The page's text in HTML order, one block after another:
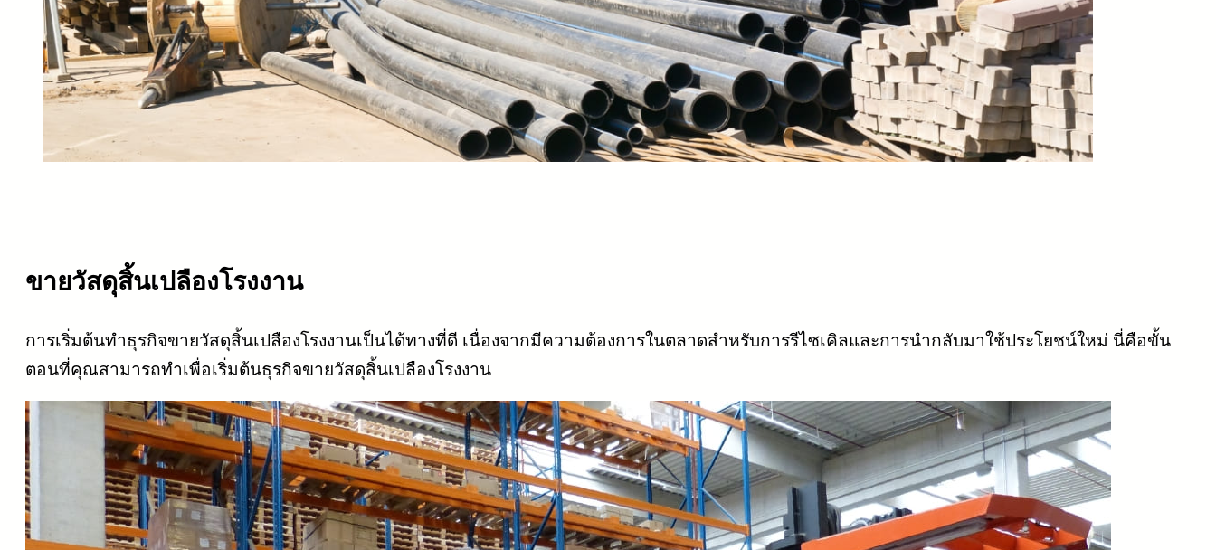
ขายวัสดุสิ้นเปลืองโรงงาน
การเริ่มต้นทำธุรกิจขายวัสดุสิ้นเปลืองโรงงานเป็นได้ทางที่ดี เนื่องจากมีความต้องการในตลาดสำหรับการรีไซเคิลและการนำกลับมาใช้ประโยชน์ใหม่ นี่คือขั้น
ตอนที่คุณสามารถทำเพื่อเริ่มต้นธุรกิจขายวัสดุสิ้นเปลืองโรงงาน